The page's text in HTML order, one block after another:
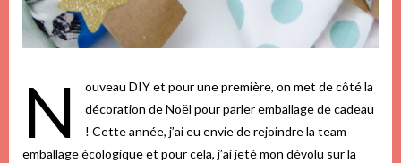
N
ouveau DIY et pour une première, on met de côté la
décoration de Noël pour parler emballage de cadeau
! Cette année, j’ai eu envie de rejoindre la team
emballage écologique et pour cela, j’ai jeté mon dévolu sur la